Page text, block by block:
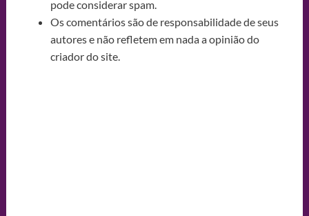
pode considerar spam.
Os comentários são de responsabilidade de seus
autores e não refletem em nada a opinião do
criador do site.